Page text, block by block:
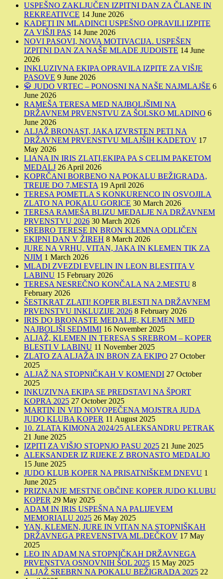
USPEŠNO ZAKLJUČEN IZPITNI DAN ZA ČLANE IN
REKREATIVCE 14 June 2026
KADETI IN MLADINCI USPEŠNO OPRAVILI IZPITE
ZA VIŠJI PAS 14 June 2026
NOVI PASOVI, NOVA MOTIVACIJA. USPEŠEN
IZPITNI DAN ZA NAŠE MLADE JUDOISTE 14 June
2026
INKLUZIVNA EKIPA OPRAVILA IZPITE ZA VIŠJE
PASOVE 9 June 2026
🥋 JUDO VRTEC – PONOSNI NA NAŠE NAJMLAJŠE 6
June 2026
RAMEŠA TERESA MED NAJBOLJŠIMI NA
DRŽAVNEM PRVENSTVU ZA ŠOLSKO MLADINO 6
June 2026
ALJAŽ BRONAST, JAKA IZVRSTEN PETI NA
DRŽAVNEM PRVENSTVU MLAJŠIH KADETOV 17
May 2026
LIANA IN IRIS ZLATI,EKIPA PA S CELIM PAKETOM
MEDALJ 26 April 2026
KOPRČANI BORBENO NA POKALU BEŽIGRADA,
TREIJE DO 7.MESTA 19 April 2026
TERESA POMETLA S KONKURENCO IN OSVOJILA
ZLATO NA POKALU GORICE 30 March 2026
TERESA RAMEŠA BLIZU MEDALJE NA DRŽAVNEM
PRVENSTVU 2026 30 March 2026
SREBRO TERESE IN BRON KLEMNA ODLIČEN
EKIPNI DAN V ŽIREH 8 March 2026
JURE NA VRHU, VITAN, JAKA IN KLEMEN TIK ZA
NJIM 1 March 2026
MLADI ZVEZDI EVELIN IN LEON BLESTITA V
LABINU 15 February 2026
TERESA NESREČNO KONČALA NA 2.MESTU 8
February 2026
ŠESTKRAT ZLATI! KOPER BLESTI NA DRŽAVNEM
PRVENSTVU INKLUZIJE 2026 8 February 2026
IRIS DO BRONASTE MEDALJE, KLEMEN MED
NAJBOLJŠI SEDMIMI 16 November 2025
ALJAŽ, KLEMEN IN TERESA S SREBROM – KOPER
BLESTI V LABINU 11 November 2025
ZLATO ZA ALJAŽA IN BRON ZA EKIPO 27 October
2025
ALJAŽ NA STOPNIČKAH V KOMENDI 27 October
2025
INKUZIVNA EKIPA SE PREDSTAVI NA ŠPORT
KOPRA 2025 27 October 2025
MARTIN IN VID NOVOPEČENA MOJSTRA JUDA
JUDO KLUBA KOPER 11 August 2025
10. ZLATA KIMONA 2024/25 ALEKSANDRU PETRAK
21 June 2025
IZPITI ZA VIŠJO STOPNJO PASU 2025 21 June 2025
ALEKSANDER IZ RIJEKE Z BRONASTO MEDALJO
15 June 2025
JUDO KLUB KOPER NA PRISATNIŠKEM DNEVU 1
June 2025
PRIZNANJE MESTNE OBČINE KOPER JUDO KLUBU
KOPER 29 May 2025
ADAM IN IRIS USPEŠNA NA PALIJEVEM
MEMORIALU 2025 26 May 2025
YAN, KLEMEN, JURE IN VITAN NA STOPNIŠKAH
DRŽAVNEGA PREVENSTVA ML.DEČKOV 17 May
2025
LEO IN ADAM NA STOPNIČKAH DRŽAVNEGA
PRVENSTVA OSNOVNIH ŠOL 2025 15 May 2025
ALJAŽ SREBRN NA POKALU BEŽIGRADA 2025 22